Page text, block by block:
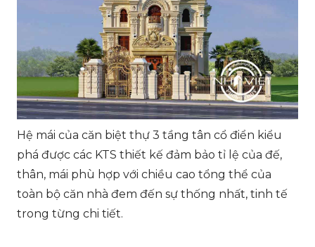
Hệ mái của căn biệt thự 3 tầng tân cổ điển kiểu
phá được các KTS thiết kế đảm bảo tỉ lệ của đế,
thân, mái phù hợp với chiều cao tổng thể của
toàn bộ căn nhà đem đến sự thống nhất, tinh tế
trong từng chi tiết.